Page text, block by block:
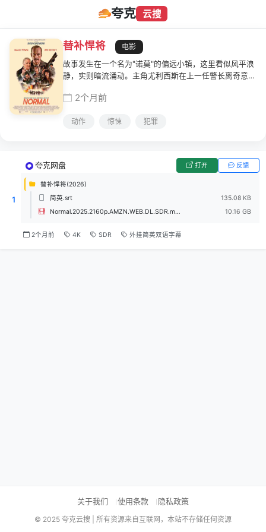
夸克 云搜
替补悍将
电影
故事发生在一个名为"诺莫"的偏远小镇，这里看似风平浪
静，实则暗流涌动。主角尤利西斯在上一任警长离奇意外
地的夫妇抢劫时，尤利西斯赶到现场，却发现这座小镇平
父，镇上的每个人都是秘密的参与者。而一直试图逃避过
2个月前
动作 惊悚 犯罪
1
夸克网盘 打开 反馈
替补悍将(2026)
简英.srt
135.08 KB
Normal.2025.2160p.AMZN.WEB.DL.SDR.mp4
10.16 GB
2个月前 4K SDR 外挂简英双语字幕
关于我们 使用条款 隐私政策
© 2025 夸克云搜 | 所有资源来自互联网，本站不存储任何资源